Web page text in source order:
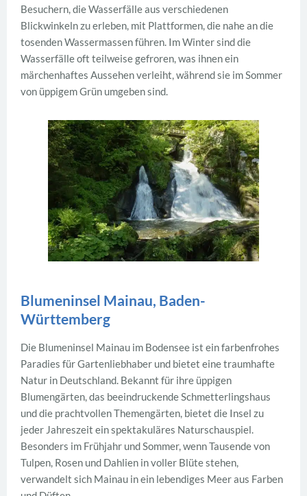
Besuchern, die Wasserfälle aus verschiedenen
Blickwinkeln zu erleben, mit Plattformen, die nahe an die
tosenden Wassermassen führen. Im Winter sind die
Wasserfälle oft teilweise gefroren, was ihnen ein
märchenhaftes Aussehen verleiht, während sie im Sommer
von üppigem Grün umgeben sind.
Blumeninsel Mainau, Baden-
Württemberg
Die Blumeninsel Mainau im Bodensee ist ein farbenfrohes
Paradies für Gartenliebhaber und bietet eine traumhafte
Natur in Deutschland. Bekannt für ihre üppigen
Blumengärten, das beeindruckende Schmetterlingshaus
und die prachtvollen Themengärten, bietet die Insel zu
jeder Jahreszeit ein spektakuläres Naturschauspiel.
Besonders im Frühjahr und Sommer, wenn Tausende von
Tulpen, Rosen und Dahlien in voller Blüte stehen,
verwandelt sich Mainau in ein lebendiges Meer aus Farben